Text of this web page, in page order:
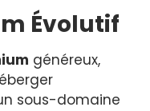
Évolutif
généreux,
sous-domaine